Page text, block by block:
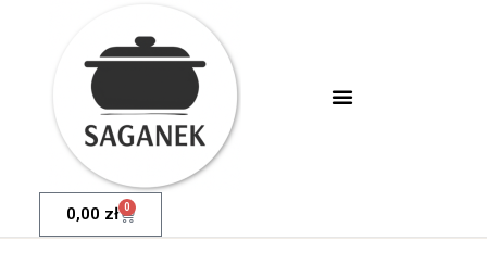
0,00 zł 0